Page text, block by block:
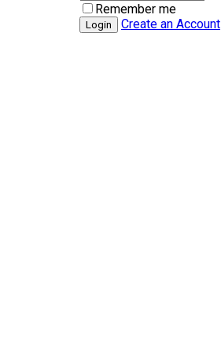
Remember me
Create an Account